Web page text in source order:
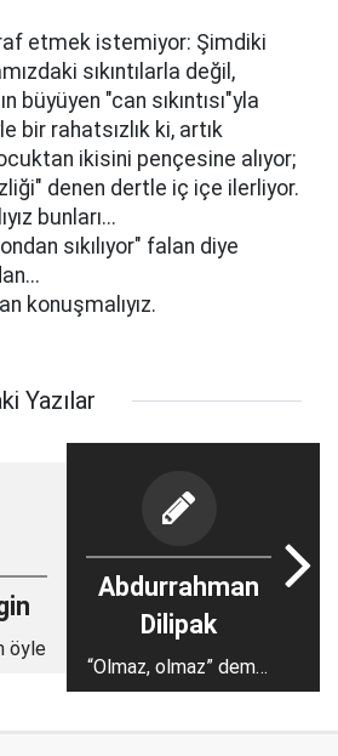
etmek istemiyor: Şimdiki
sıkıntılarla değil,
büyüyen "can sıkıntısı"yla
bir rahatsızlık ki, artık
ikisini pençesine alıyor;
denen dertle iç içe ilerliyor.
bunları...
sıkılıyor" falan diye
konuşmalıyız.
Yazılar
öyle
Abdurrahman
Dilipak
“Olmaz, olmaz” deme,
olmaz olmaz!